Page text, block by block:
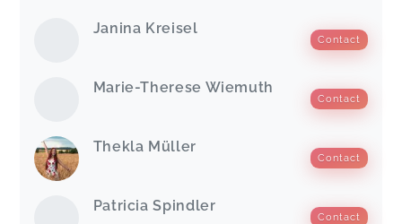
(1) Bewegungsspaß im Wasser (4-7 M.)(AOK lizensiert)
Es war von vorne bis hinten ein total gelunger
(1) Bewegungsspaß im Wasser (4-7 M.)(AOK lizensiert)
Mär/Apr
Janina Kreisel
Contact
Marie-Therese Wiemuth
Contact
Thekla Müller
Contact
Patricia Spindler
Contact